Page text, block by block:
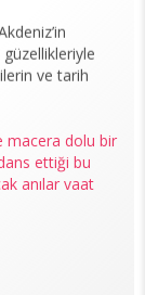
ve tarih
macera dolu bir
ettiği bu
anılar vaat